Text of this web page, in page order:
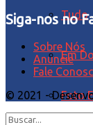
Tudo
Em
Foto
Siga-nos no
Sobre Nós
Anuncie
Fale
© 2021 -